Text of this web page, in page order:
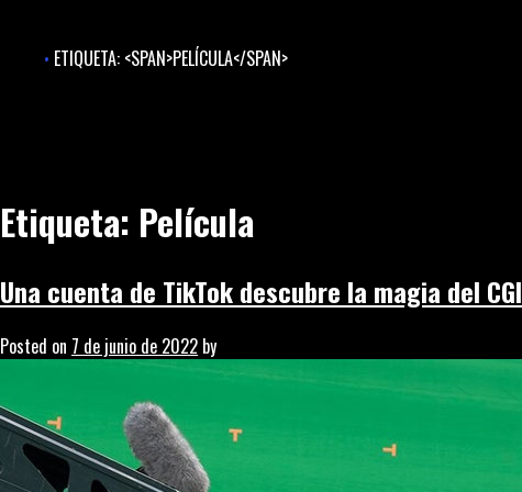
content ETIQUETA: <SPAN>PELÍCULA</SPAN>
Etiqueta: Película
Una cuenta de TikTok descubre la magia del CGI
Posted on 7 de junio de 2022 by